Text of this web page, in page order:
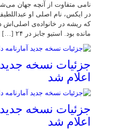
که ریشه در خانواده‌ی اصلی‌اش
مانده بود. استیو جابز در ۲۴ […]
جزئیات نسخه جدید
اعلام شد
جزئیات نسخه جدید
اعلام شد